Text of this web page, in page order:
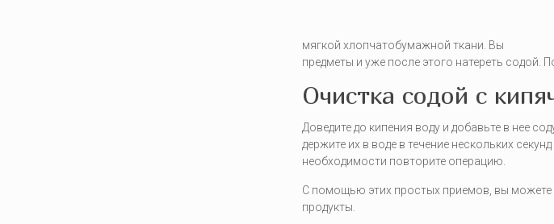
мягкой хлопчатобумажной ткани. Вы
предметы и уже после этого натереть содой.
Очистка содой с
Доведите до кипения воду и добавьте в нее
держите их в воде в течение нескольких
необходимости повторите операцию.
С помощью этих простых приемов, вы можете
продукты.